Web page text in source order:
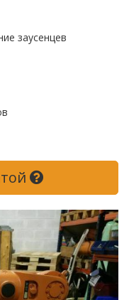
заусенцев